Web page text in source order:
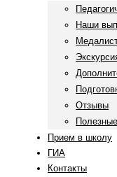
Наши
Отзывы
Прием в школу
ГИА
Контакты